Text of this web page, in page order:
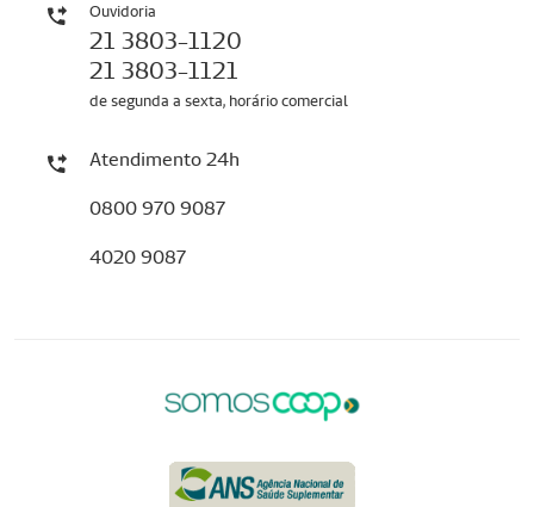
Ouvidoria
21 3803-1120
21 3803-1121
de segunda a sexta, horário comercial
Atendimento 24h
0800 970 9087
4020 9087